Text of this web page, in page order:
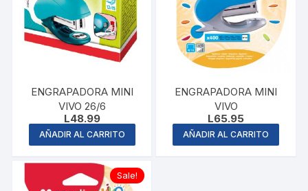
ENGRAPADORA MINI
VIVO 26/6
L48.99
AÑADIR AL CARRITO
ENGRAPADORA MINI
VIVO
L65.95
AÑADIR AL CARRITO
Sale!